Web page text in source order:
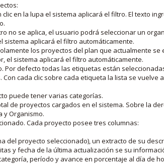
en la lupa el sistema aplicará el filtro. El texto
no se aplica, el usuario podrá seleccionar un
sistema aplicará el filtro automáticamente.
los proyectos del plan que actualmente se
el sistema aplicará el filtro automáticamente.
defecto todas las etiquetas están
cada clic sobre cada etiqueta la lista se vuelve
puede tener varias categorías.
de proyectos cargados en el sistema. Sobre la
y Organismo.
Cada proyecto posee tres columnas:
proyecto seleccionado), un extracto de su
y fecha de la última actualización se su
período y avance en porcentaje al día de